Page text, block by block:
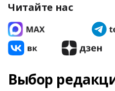
Читайте нас
Выбор